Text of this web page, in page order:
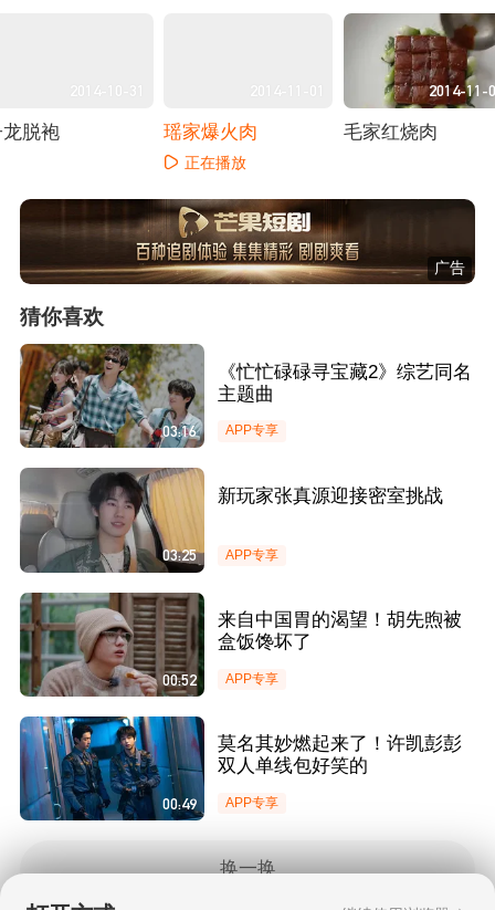
2014-10-31
脱袍
2014-11-01
瑶家爆火肉
正在播放
2014-11-
毛家红烧肉
广告
猜你喜欢
03:16
《忙忙碌碌寻宝藏2》综艺同名
主题曲
APP专享
03:25
新玩家张真源迎接密室挑战
APP专享
00:52
来自中国胃的渴望！胡先煦被
盒饭馋坏了
APP专享
00:49
莫名其妙燃起来了！许凯彭彭
双人单线包好笑的
APP专享
换一换